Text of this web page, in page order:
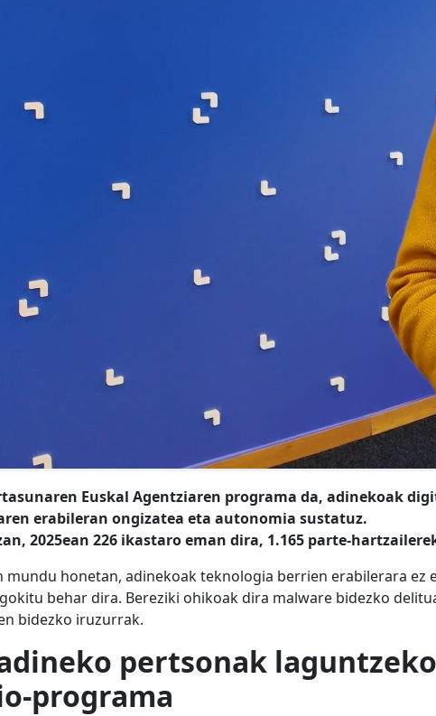
Euskal Agentziaren programa da, adinekoak
erabileran ongizatea eta autonomia sustatuz.
2025ean 226 ikastaro eman dira, 1.165 parte-
mundu honetan, adinekoak teknologia berrien erabilerara
behar dira. Bereziki ohikoak dira malware bidezko
bidezko iruzurrak.
pertsonak
programa